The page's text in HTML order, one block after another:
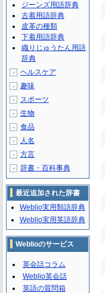
ジーンズ用語辞典
古着用語辞典
皮革の種類
下着用語辞典
織りじゅうたん用語
辞典
＋ ヘルスケア
＋ 趣味
＋ スポーツ
＋ 生物
＋ 食品
＋ 人名
＋ 方言
＋ 辞書・百科事典
最近追加された辞書
Weblio実用類語辞典
Weblio実用英語辞典
Weblioのサービス
英会話コラム
Weblio英会話
英語の質問箱